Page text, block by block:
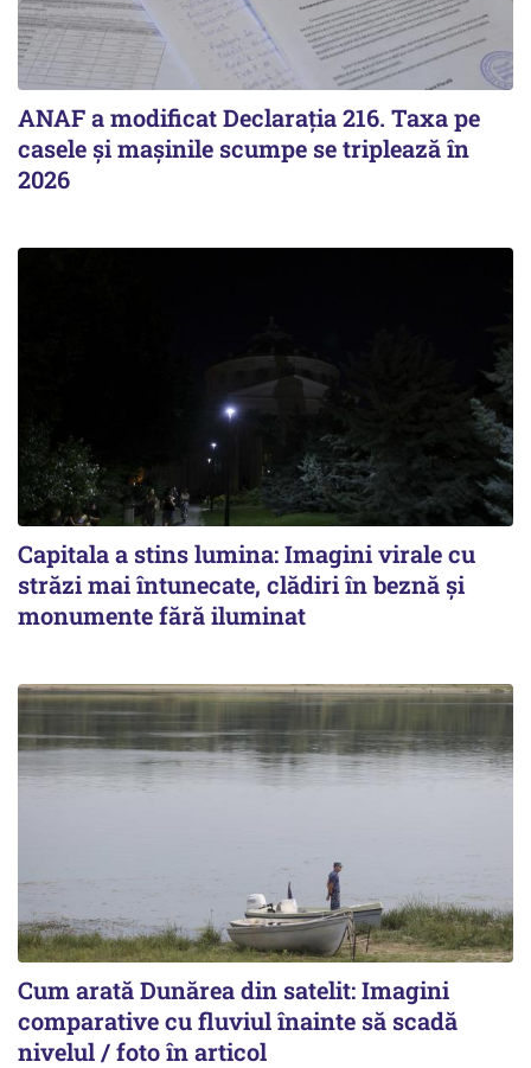
ANAF a modificat Declarația 216. Taxa pe
casele și mașinile scumpe se triplează în
2026
Capitala a stins lumina: Imagini virale cu
străzi mai întunecate, clădiri în beznă și
monumente fără iluminat
Cum arată Dunărea din satelit: Imagini
comparative cu fluviul înainte să scadă
nivelul / foto în articol